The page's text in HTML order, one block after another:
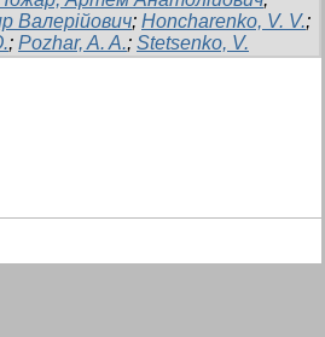
Валерійович; Honcharenko, V. V.;
; Pozhar, A. A.; Stetsenko, V.